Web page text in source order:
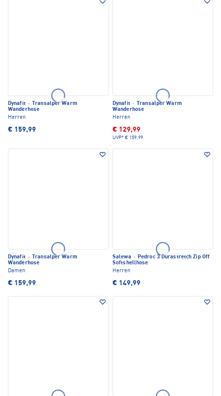
Dynafit ·
Transalper Warm
Wanderhose
Herren
€ 159,99
Dynafit ·
Transalper Warm
Wanderhose
Herren
€ 129,99
UVP* € 159,99
Dynafit ·
Transalper Warm
Wanderhose
Damen
€ 159,99
Salewa · Pedroc 3 Durastretch Zip Off
Softshellhose
Herren
€ 149,99